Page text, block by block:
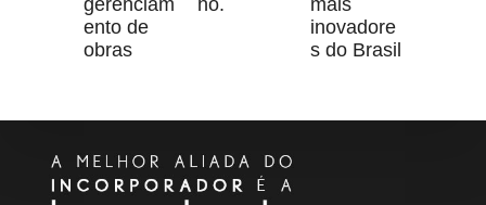
ento de
obras
inovadore
s do Brasil